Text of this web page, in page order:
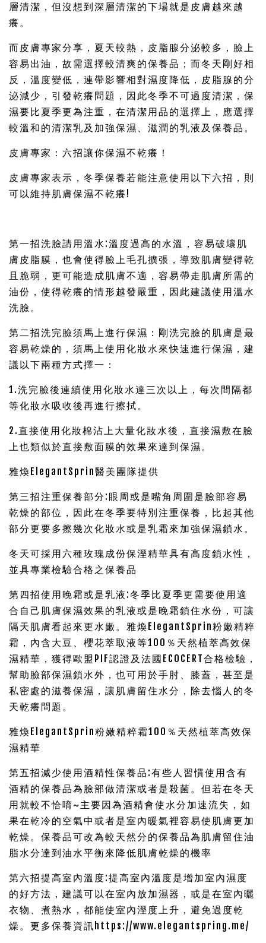
層清潔，但沒想到深層清潔的下場就是皮膚越來越
癢。
而皮膚專家分享，夏天較熱，皮脂腺分泌較多，臉上
容易出油，故需選擇較清爽的保養品；而冬天剛好相
反，溫度變低，連帶影響相對濕度降低，皮脂腺的分
泌減少，引發乾癢問題，因此冬季不可過度清潔，保
濕要比夏季更為注重，在清潔用品的選擇上，應選擇
較溫和的清潔乳及加強保濕、滋潤的乳液及保養品。
皮膚專家：六招讓你保濕不乾癢！
皮膚專家表示，冬季保養若能注意使用以下六招，則
可以維持肌膚保濕不乾癢!
第一招洗臉請用溫水:溫度過高的水溫，容易破壞肌
膚皮脂膜，也會使得臉上毛孔擴張，導致肌膚變得乾
且脆弱，更可能造成肌膚不適，容易帶走肌膚所需的
油份，使得乾癢的情形越發嚴重，因此建議使用溫水
洗臉。
第二招洗完臉須馬上進行保濕：剛洗完臉的肌膚是最
容易乾燥的，須馬上使用化妝水來快速進行保濕，建
議以下兩種方式擇一：
1.洗完臉後連續使用化妝水達三次以上，每次間隔都
等化妝水吸收後再進行擦拭。
2.直接使用化妝棉沾上大量化妝水後，直接濕敷在臉
上也類似於直接敷面膜的效果來達到保濕。
雅煥ElegantSprin醫美團隊提供
第三招注重保養部分:眼周或是嘴角周圍是臉部容易
乾燥的部位，因此在冬季要特別注重保養，比起其他
部分更要多擦幾次化妝水或是乳霜來加強保濕鎖水。
冬天可採用六種玫瑰成份保溼精華具有高度鎖水性，
並具專業檢驗合格之保養品
第四招使用晚霜或是乳液:冬季比夏季更需要使用適
合自己肌膚保濕效果的乳液或是晚霜鎖住水份，可讓
隔天肌膚看起來更水嫩。雅煥ElegantSprin粉嫩精粹
霜，內含大豆、櫻花萃取液等100％天然植萃高效保
濕精華，獲得歐盟PIF認證及法國ECOCERT合格檢驗，
幫助臉部保濕鎖水外，也可用於手肘、膝蓋，甚至是
私密處的滋養保濕，讓肌膚留住水分，除去惱人的冬
天乾癢問題。
雅煥ElegantSprin粉嫩精粹霜100％天然植萃高效保
濕精華
第五招減少使用酒精性保養品:有些人習慣使用含有
酒精的保養品為臉部做清潔或者是殺菌。但若在冬天
用就較不恰唷~主要因為酒精會使水分加速流失，如
果在乾冷的空氣中或者是室內暖氣裡容易使肌膚更加
乾燥。保養品可改為較天然分的保養品為肌膚留住油
脂水分達到油水平衡來降低肌膚乾燥的機率
第六招提高室內溫度:提高室內溫度是增加室內濕度
的好方法，建議可以在室內放加濕器，或是在室內曬
衣物、煮熱水，都能使室內溼度上升，避免過度乾
燥。更多保養資訊https://www.elegantspring.me/